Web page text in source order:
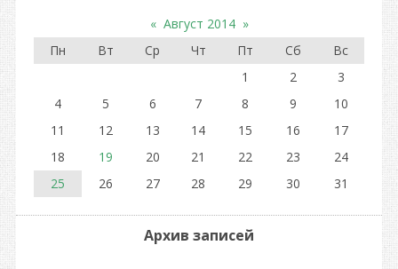
« Август 2014 »
Пн
Вт Ср Чт Пт Сб
Вс
1
2
3
4
5 6 7 8 9
10
11
12 13 14 15 16
17
18
19 20 21 22 23
24
25
26 27 28 29 30 31
Архив записей